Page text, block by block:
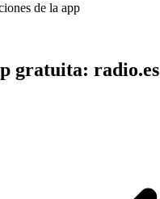
de la app
gratuita: radio.es